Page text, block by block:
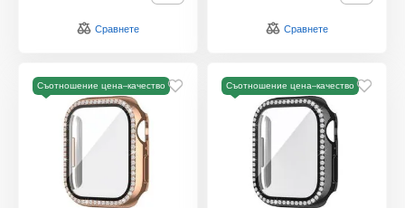
Сравнете Сравнете
Съотношение цена–качество Съотношение цена–качество